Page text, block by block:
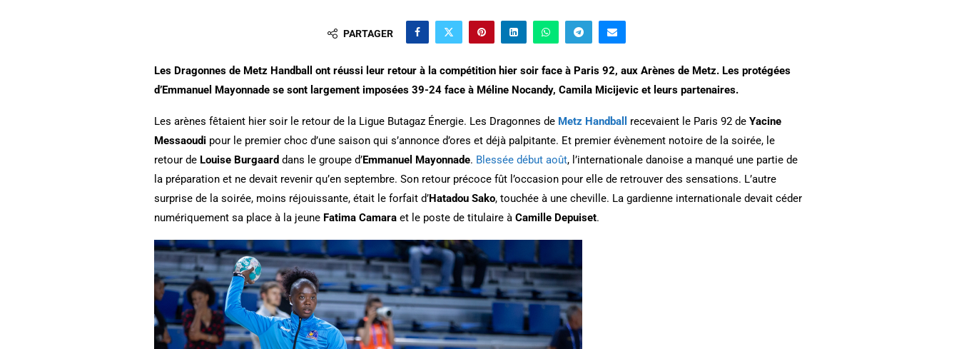
PARTAGER
Les Dragonnes de Metz Handball ont réussi leur retour à la compétition hier soir face à Paris 92, aux Arènes de Metz. Les protégées
d’Emmanuel Mayonnade se sont largement imposées 39-24 face à Méline Nocandy, Camila Micijevic et leurs partenaires.
Les arènes fêtaient hier soir le retour de la Ligue Butagaz Énergie. Les Dragonnes de Metz Handball recevaient le Paris 92 de Yacine
Messaoudi pour le premier choc d’une saison qui s’annonce d’ores et déjà palpitante. Et premier évènement notoire de la soirée, le
retour de Louise Burgaard dans le groupe d’Emmanuel Mayonnade. Blessée début août, l’internationale danoise a manqué une partie de
la préparation et ne devait revenir qu’en septembre. Son retour précoce fût l’occasion pour elle de retrouver des sensations. L’autre
surprise de la soirée, moins réjouissante, était le forfait d’Hatadou Sako, touchée à une cheville. La gardienne internationale devait céder
numériquement sa place à la jeune Fatima Camara et le poste de titulaire à Camille Depuiset.